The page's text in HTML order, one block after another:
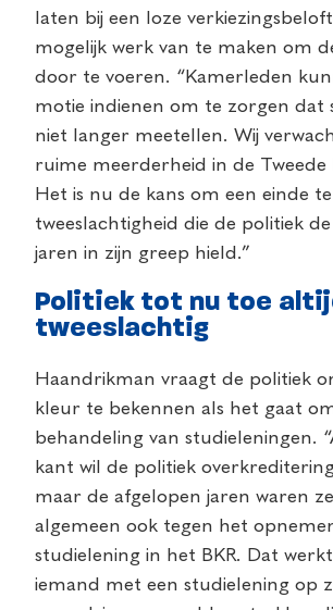
Iaten bij een loze
mogelijk werk van te maken om
door te voeren. “Kamerleden
motie indienen om te zorgen dat
niet langer meetellen. Wij
ruime meerderheid in de Tweede
Het is nu de kans om een einde
tweeslachtigheid die de politiek
jaren in zijn greep hield.”
Politiek tot nu toe
tweeslachtig
Haandrikman vraagt de politiek
kleur te bekennen als het gaat
behandeling van studieleningen.
kant wil de politiek
maar de afgelopen jaren waren
algemeen ook tegen het
studielening in het BKR. Dat
iemand met een studielening op